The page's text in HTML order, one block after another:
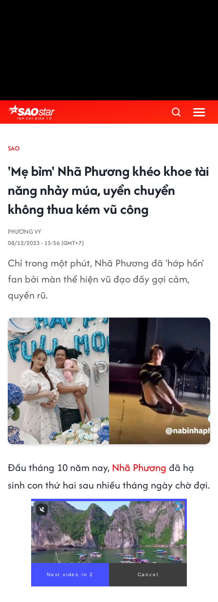
SAO
'Mẹ bỉm' Nhã Phương khéo khoe tài
năng nhảy múa, uyển chuyển
không thua kém vũ công
PHƯƠNG VY
08/12/2023 - 15:56 (GMT+7)
Chỉ trong một phút, Nhã Phương đã 'hớp hồn'
fan bởi màn thể hiện vũ đạo đầy gợi cảm,
quyến rũ.
Đầu tháng 10 năm nay, Nhã Phương đã hạ
sinh con thứ hai sau nhiều tháng ngày chờ đợi.
00:00/ 00:59